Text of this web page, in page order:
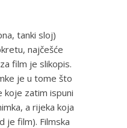
tanki sloj)
najčešće
film je slikopis.
je u tome što
koje zatim ispuni
a rijeka koja
je film). Filmska